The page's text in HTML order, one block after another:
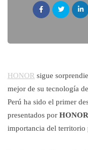
HONOR sigue
mejor de su tecnología
Perú ha sido el primer
presentados por HONOR
importancia del territorio